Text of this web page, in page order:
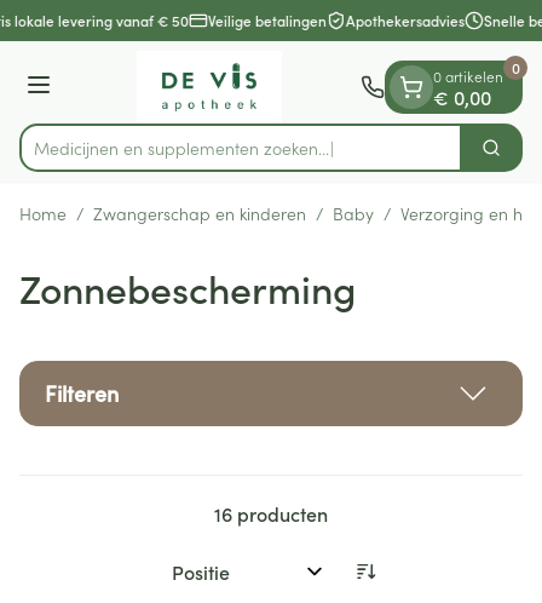
Ga naar de inhoud
1 van 1
lokale levering vanaf € 50 Veilige betalingen Apothekersadvies Snelle
Menu
Product, merk, categorie...
Medicijnen en supplementen zoeken... Zoek
0 artikelen
€ 0,00
0
Home / Zwangerschap en kinderen / Baby / Verzorging en
Zonnebescherming
Filteren
16 producten
Sorteer op: